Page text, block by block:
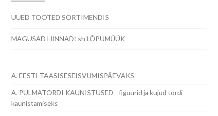
UUED TOOTED SORTIMENDIS
MAGUSAD HINNAD! sh LÕPUMÜÜK
A. EESTI TAASISESEISVUMISPÄEVAKS
A. PULMATORDI KAUNISTUSED - figuurid ja kujud tordi
kaunistamiseks